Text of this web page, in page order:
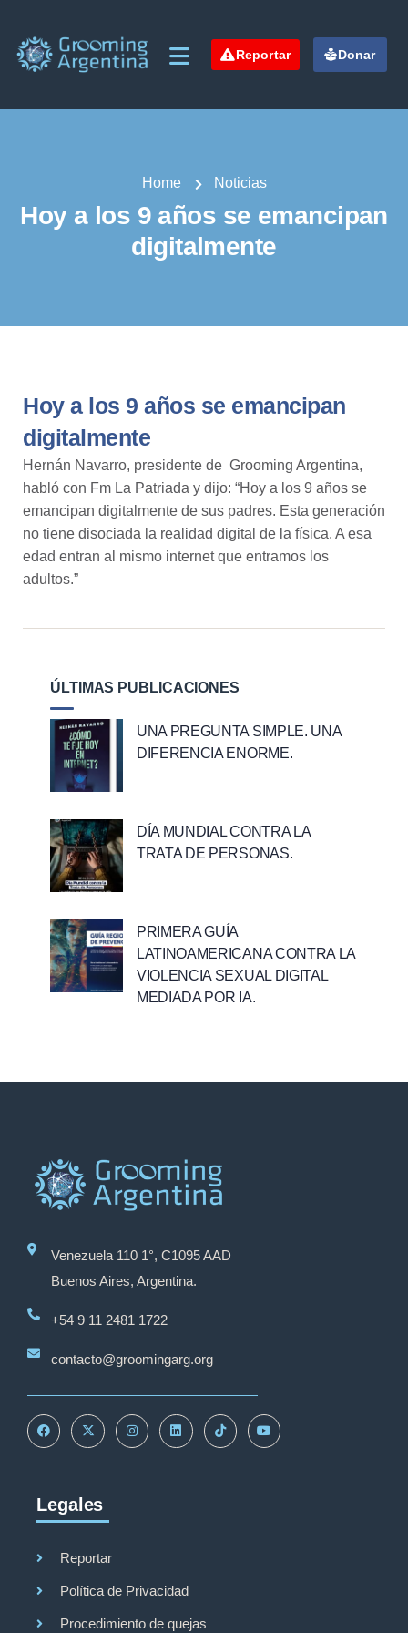
Reportar Donar
Home Noticias
Hoy a los 9 años se emancipan
digitalmente
Hoy a los 9 años se emancipan
digitalmente
Hernán Navarro, presidente de Grooming Argentina,
habló con Fm La Patriada y dijo: “Hoy a los 9 años se
emancipan digitalmente de sus padres. Esta generación
no tiene disociada la realidad digital de la física. A esa
edad entran al mismo internet que entramos los
adultos.”
ÚLTIMAS PUBLICACIONES
UNA PREGUNTA SIMPLE. UNA
DIFERENCIA ENORME.
DÍA MUNDIAL CONTRA LA
TRATA DE PERSONAS.
PRIMERA GUÍA
LATINOAMERICANA CONTRA LA
VIOLENCIA SEXUAL DIGITAL
MEDIADA POR IA.
Venezuela 110 1°, C1095 AAD
Buenos Aires, Argentina.
+54 9 11 2481 1722
contacto@groomingarg.org
Legales
Reportar
Política de Privacidad
Procedimiento de quejas